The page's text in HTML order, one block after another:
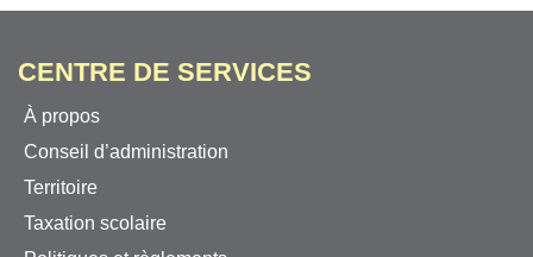
CENTRE DE SERVICES
À propos
Conseil d’administration
Territoire
Taxation scolaire